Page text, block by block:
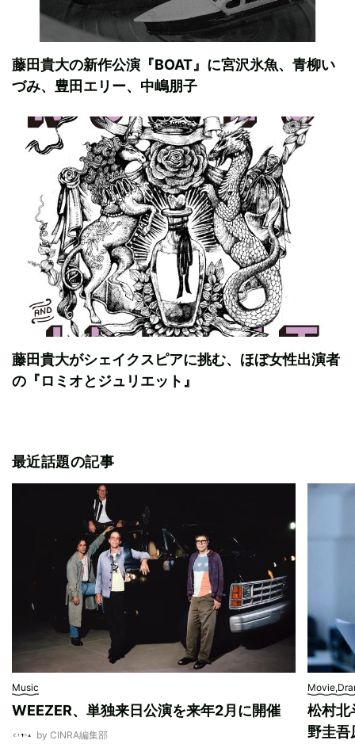
藤田貴大の新作公演『BOAT』に宮沢氷魚、青柳い
づみ、豊田エリー、中嶋朋子
藤田貴大がシェイクスピアに挑む、ほぼ女性出演者
の『ロミオとジュリエット』
最近話題の記事
Music
WEEZER、単独来日公演を来年2月に開催
by CINRA編集部
松村北
野圭吾